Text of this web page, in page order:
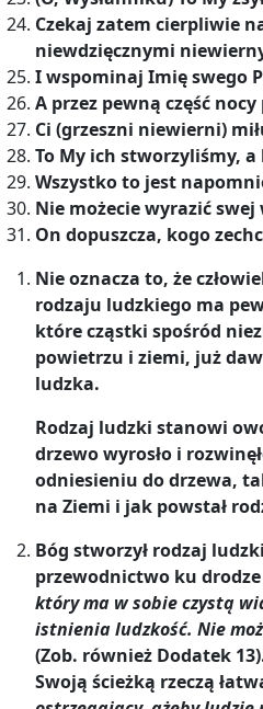
Czekaj zatem cierpliwie
niewdzięcznymi
I wspominaj Imię swego
A przez pewną część
Ci (grzeszni niewierni)
To My ich stworzyliśmy,
Wszystko to jest
Nie możecie wyrazić
On dopuszcza, kogo
Nie oznacza to, że
rodzaju ludzkiego ma
które cząstki spośród
powietrzu i ziemi, już
ludzka.
Rodzaj ludzki stanowi
drzewo wyrosło i
odniesieniu do drzewa,
na Ziemi i jak powstał
Bóg stworzył rodzaj
przewodnictwo ku
który ma w sobie czystą
istnienia ludzkość. Nie
(Zob. również Dodatek
Swoją ścieżką rzeczą